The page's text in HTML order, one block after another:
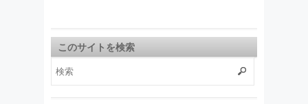
このサイトを検索